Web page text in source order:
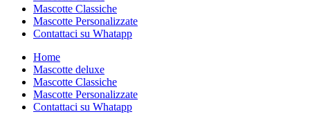
Mascotte Classiche
Mascotte Personalizzate
Contattaci su Whatapp
Home
Mascotte deluxe
Mascotte Classiche
Mascotte Personalizzate
Contattaci su Whatapp